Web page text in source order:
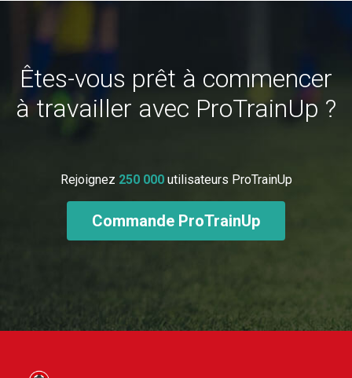
Êtes-vous prêt à commencer
à travailler avec ProTrainUp ?
Rejoignez 250 000utilisateurs ProTrainUp
Commande ProTrainUp